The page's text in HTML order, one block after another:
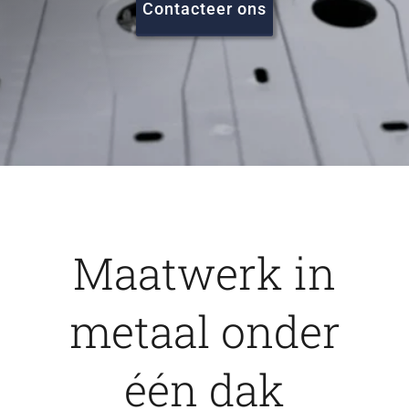
Vacatures
Contacteer ons
Maatwerk in
metaal onder
één dak